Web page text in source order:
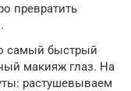
превратить
самый быстрый
макияж глаз. На
растушевываем